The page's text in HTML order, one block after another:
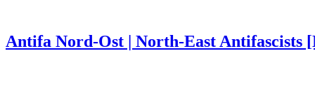
Antifa Nord-Ost | North-East Antifascists